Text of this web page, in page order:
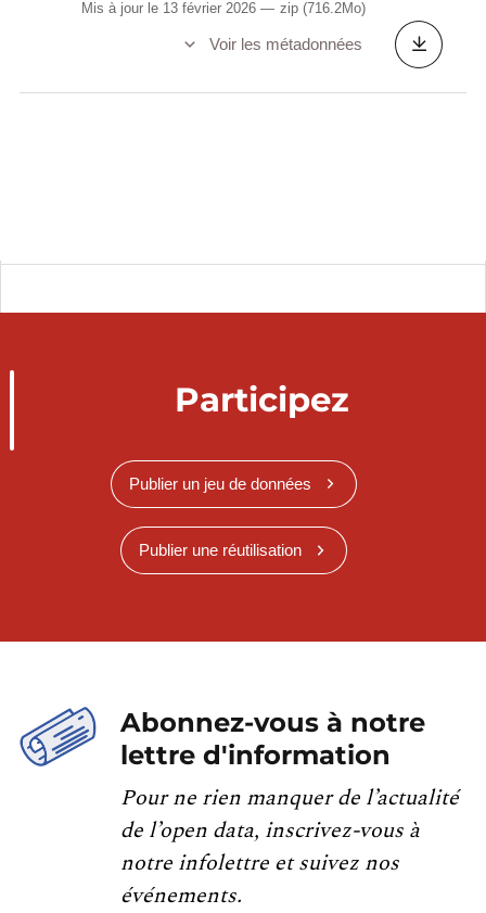
Mis à jour le 13 février 2026 zip (716.2Mo)
Voir les métadonnées
Participez
Publier un jeu de données
Publier une réutilisation
Abonnez-vous à notre
lettre d'information
Pour ne rien manquer de l’actualité
de l’open data, inscrivez-vous à
notre infolettre et suivez nos
événements.